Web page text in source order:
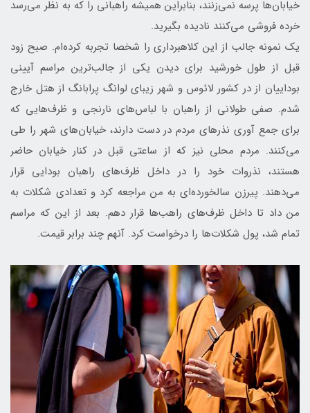
خیابان‌ها پرسه نمی‌زنند، بنابراین همیشه راهبانی را که به نظر می‌رسد
خرده فروشی می‌کنند نادیده بگیرید.
یک نمونه جالب از این کلاهبرداری را شخصا تجربه کرده‌ام. صبح زود
قبل از طول خورشید برای دیدن یکی از جالب‌ترین مراسم آیینی
بوداییان از در کشور لائوس و شهر زیبای لوانگ پرابانگ از هتل خارج
شدم. صفی طولانی از راهبان با لباس‌های نارنجی و ظرف‌هایی که
برای جمع آوری نذرهای مردم در دست دارند، خیابان‌های شهر را طی
می‌کنند. مردم محلی نیز که از ساعتی قبل در کنار خیابان حاضر
هستند، نذروات خود را در داخل ظرف‌های راهبان بودایی قرار
می‌دهند. پیرزن سالخورده‌ای به من مراجعه کرد و تعدادی شکلات به
من داد تا داخل ظرف‌های راهب‌ها قرار دهم. بعد از این که مراسم
تمام شد، پول شکلات‌ها را درخواست کرد. آنهم چند برابر قیمت.